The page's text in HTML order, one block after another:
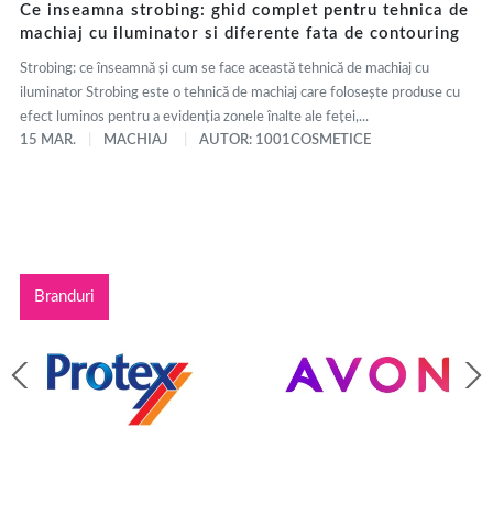
Ce inseamna strobing: ghid complet pentru tehnica de
machiaj cu iluminator si diferente fata de contouring
Strobing: ce înseamnă și cum se face această tehnică de machiaj cu
iluminator Strobing este o tehnică de machiaj care folosește produse cu
efect luminos pentru a evidenția zonele înalte ale feței,...
15 MAR.
MACHIAJ AUTOR: 1001COSMETICE
Branduri